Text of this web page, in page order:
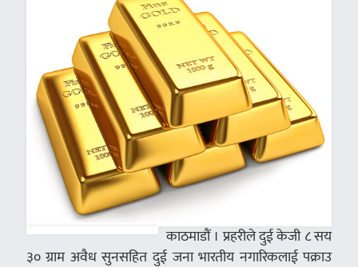
काठमाडौं । प्रहरीले दुई केजी ८ सय
३० ग्राम अवैध सुनसहित दुई जना भारतीय नगारिकलाई पक्राउ